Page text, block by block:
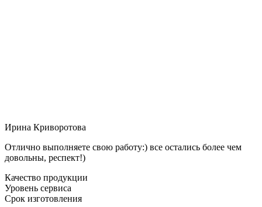
Ирина Криворотова
Отлично выполняете свою работу:) все остались более чем
довольны, респект!)
Качество продукции
Уровень сервиса
Срок изготовления